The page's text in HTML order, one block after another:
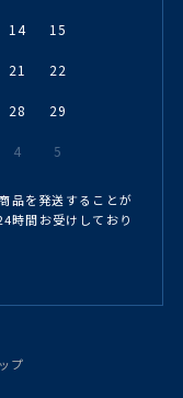
14 15
21 22
28 29
4 5
品を発送することが
時間お受けしており
プ